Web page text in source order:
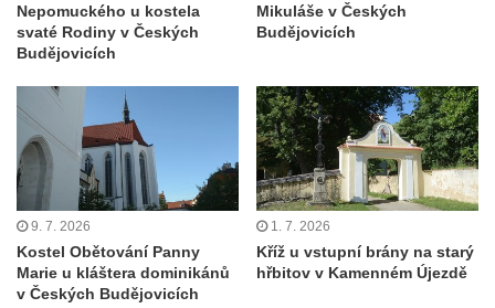
Grabštejně
Hřbitovní kaple v Hrádku nad Nisou
Márnice na hřbitově ve Sněžné
Kostel Panny Marie Sněžné ve Sněžné
Kaple Nejsvětější Trojice ve Sněžné
Hřbitovní kaple v Horním Podluží
Kostel svaté Máří Magdalény v Božanově
Hrobka rodiny Brass na hřbitově v Dolním
Nepomuckého u kostela
svaté Rodiny v Českých
Budějovicích
Mikuláše v Českých
Budějovicích
9. 7. 2026
Kostel Obětování Panny
Marie u kláštera dominikánů
v Českých Budějovicích
1. 7. 2026
Kříž u vstupní brány na starý
hřbitov v Kamenném Újezdě